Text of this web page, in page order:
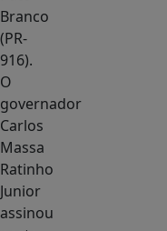
Branco
(PR-
916).
O
governador
Carlos
Massa
Ratinho
Junior
assinou